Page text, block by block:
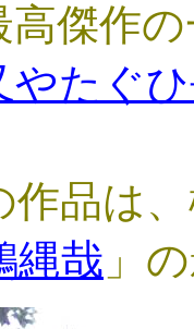
傑作
やたぐ
品は
縄哉 」